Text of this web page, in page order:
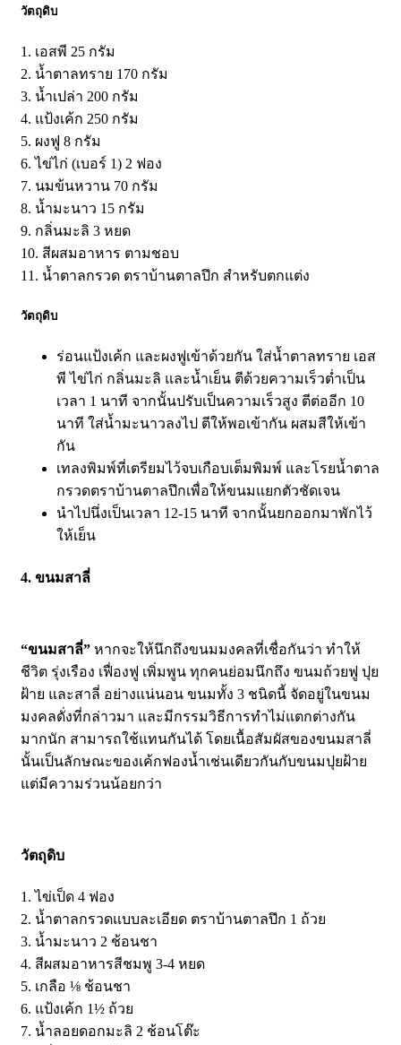
วัตถุดิบ
1. เอสพี 25 กรัม
2. น้ำตาลทราย 170 กรัม
3. น้ำเปล่า 200 กรัม
4. แป้งเค้ก 250 กรัม
5. ผงฟู 8 กรัม
6. ไข่ไก่ (เบอร์ 1) 2 ฟอง
7. นมข้นหวาน 70 กรัม
8. น้ำมะนาว 15 กรัม
9. กลิ่นมะลิ 3 หยด
10. สีผสมอาหาร ตามชอบ
11. น้ำตาลกรวด ตราบ้านตาลปึก สำหรับตกแต่ง
วัตถุดิบ
ร่อนแป้งเค้ก และผงฟูเข้าด้วยกัน ใส่น้ำตาลทราย เอส
พี ไข่ไก่ กลิ่นมะลิ และน้ำเย็น ตีด้วยความเร็วต่ำเป็น
เวลา 1 นาที จากนั้นปรับเป็นความเร็วสูง ตีต่ออีก 10
นาที ใส่น้ำมะนาวลงไป ตีให้พอเข้ากัน ผสมสีให้เข้า
กัน
เทลงพิมพ์ที่เตรียมไว้จบเกือบเต็มพิมพ์ และโรยน้ำตาล
กรวดตราบ้านตาลปึกเพื่อให้ขนมแยกตัวชัดเจน
นำไปนึ่งเป็นเวลา 12-15 นาที จากนั้นยกออกมาพักไว้
ให้เย็น
4. ขนมสาลี่
“ขนมสาลี่” หากจะให้นึกถึงขนมมงคลที่เชื่อกันว่า ทำให้
ชีวิต รุ่งเรือง เฟื่องฟู เพิ่มพูน ทุกคนย่อมนึกถึง ขนมถ้วยฟู ปุย
ฝ้าย และสาลี่ อย่างแน่นอน ขนมทั้ง 3 ชนิดนี้ จัดอยู่ในขนม
มงคลดั่งที่กล่าวมา และมีกรรมวิธีการทำไม่แตกต่างกัน
มากนัก สามารถใช้แทนกันได้ โดยเนื้อสัมผัสของขนมสาลี่
นั้นเป็นลักษณะของเค้กฟองน้ำเช่นเดียวกันกับขนมปุยฝ้าย
แต่มีความร่วนน้อยกว่า
วัตถุดิบ
1. ไข่เป็ด 4 ฟอง
2. น้ำตาลกรวดแบบละเอียด ตราบ้านตาลปึก 1 ถ้วย
3. น้ำมะนาว 2 ช้อนชา
4. สีผสมอาหารสีชมพู 3-4 หยด
5. เกลือ ⅛ ช้อนชา
6. แป้งเค้ก 1½ ถ้วย
7. น้ำลอยดอกมะลิ 2 ช้อนโต๊ะ